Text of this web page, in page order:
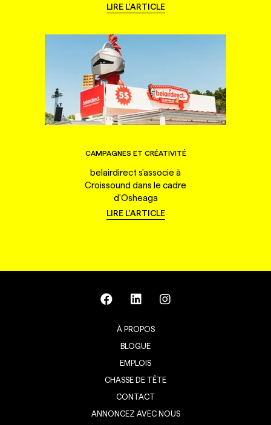
LIRE L'ARTICLE
CAMPAGNES ET CRÉATIVITÉ
belairdirect s'associe à
Croissound dans le cadre
d'Osheaga
LIRE L'ARTICLE
À PROPOS
BLOGUE
EMPLOIS
CHASSE DE TÊTE
CONTACT
ANNONCEZ AVEC NOUS